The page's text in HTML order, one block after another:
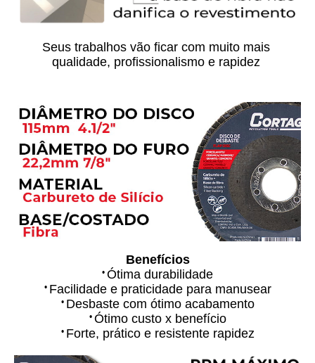
Seus trabalhos vão ficar com muito mais
qualidade, profissionalismo e rapidez
Benefícios
• Ótima durabilidade
• Facilidade e praticidade para manusear
• Desbaste com ótimo acabamento
• Ótimo custo x benefício
• Forte, prático e resistente rapidez